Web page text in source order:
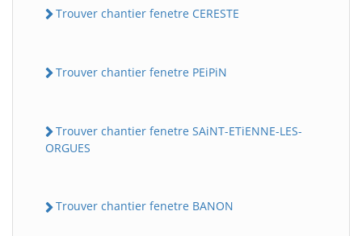
Trouver chantier fenetre CERESTE
Trouver chantier fenetre PEiPiN
Trouver chantier fenetre SAiNT-ETiENNE-LES-
ORGUES
Trouver chantier fenetre BANON